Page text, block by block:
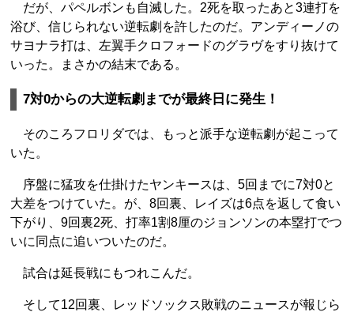
だが、パペルボンも自滅した。2死を取ったあと3連打を
浴び、信じられない逆転劇を許したのだ。アンディーノの
サヨナラ打は、左翼手クロフォードのグラヴをすり抜けて
いった。まさかの結末である。
7対0からの大逆転劇までが最終日に発生！
そのころフロリダでは、もっと派手な逆転劇が起こって
いた。
序盤に猛攻を仕掛けたヤンキースは、5回までに7対0と
大差をつけていた。が、8回裏、レイズは6点を返して食い
下がり、9回裏2死、打率1割8厘のジョンソンの本塁打でつ
いに同点に追いついたのだ。
試合は延長戦にもつれこんだ。
そして12回裏、レッドソックス敗戦のニュースが報じら